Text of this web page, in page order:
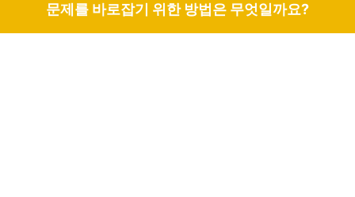
문제를 바로잡기 위한 방법은 무엇일까요?